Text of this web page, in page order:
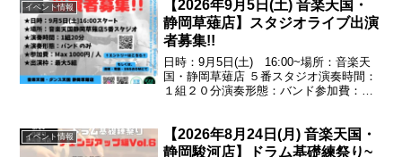
♪AKINO（創聖のアクエリオン）ライ...
イベント情報
【2026年9月5日(土) 音楽天国・
静岡草薙店】スタジオライブ出演
者募集!!
日時：9月5日(土) 16:00~場所：音楽天
国・静岡草薙店 ５番スタジオ演奏時間：
１組２０分演奏形態：バンド参加費：
イベント情報
【2026年8月24日(月) 音楽天国・
静岡駿河店】ドラム基礎練祭り~